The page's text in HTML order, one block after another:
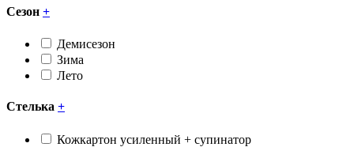
Сезон +
Демисезон
Зима
Лето
Стелька +
Кожкартон усиленный + супинатор